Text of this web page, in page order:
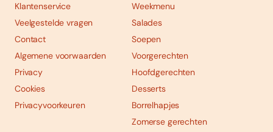
Klantenservice
Veelgestelde vragen
Contact
Algemene voorwaarden
Privacy
Cookies
Privacyvoorkeuren
Weekmenu
Salades
Soepen
Voorgerechten
Hoofdgerechten
Desserts
Borrelhapjes
Zomerse gerechten